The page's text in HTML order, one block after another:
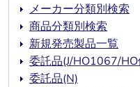
メーカー分類別検索
商品分類別検索
新規発売製品一覧
委託品(J/HO1067/HO
委託品(N)